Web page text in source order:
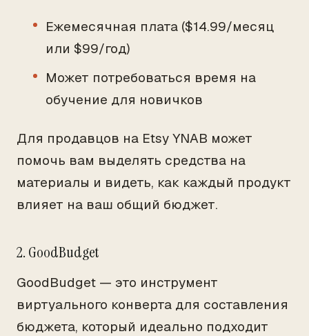
Ежемесячная плата ($14.99/месяц
или $99/год)
Может потребоваться время на
обучение для новичков
Для продавцов на Etsy YNAB может
помочь вам выделять средства на
материалы и видеть, как каждый продукт
влияет на ваш общий бюджет.
2. GoodBudget
GoodBudget — это инструмент
виртуального конверта для составления
бюджета, который идеально подходит